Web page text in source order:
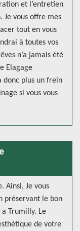
et l’entretien
Je vous offre mes
tout en vous
à toutes vos
n’a jamais été
Elagage
donc plus un frein
si vous vous
Ainsi, Je vous
préservant le bon
Trumilly. Le
de votre